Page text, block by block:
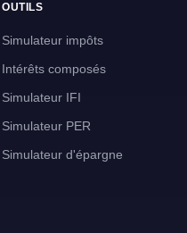
OUTILS
Simulateur impôts
Intérêts composés
Simulateur IFI
Simulateur PER
Simulateur d'épargne